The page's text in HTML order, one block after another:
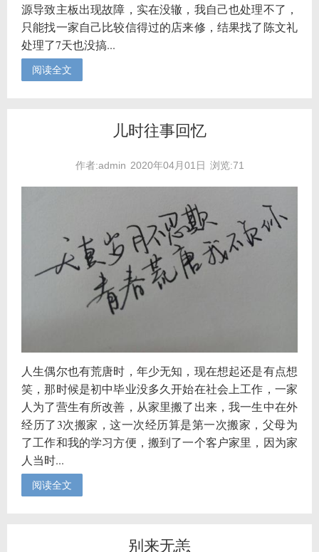
源导致主板出现故障，实在没辙，我自己也处理不了，
只能找一家自己比较信得过的店来修，结果找了陈文礼
处理了7天也没搞...
阅读全文
儿时往事回忆
作者:admin 2020年04月01日 浏览:71
人生偶尔也有荒唐时，年少无知，现在想起还是有点想
笑，那时候是初中毕业没多久开始在社会上工作，一家
人为了营生有所改善，从家里搬了出来，我一生中在外
经历了3次搬家，这一次经历算是第一次搬家，父母为
了工作和我的学习方便，搬到了一个客户家里，因为家
人当时...
阅读全文
别来无恙